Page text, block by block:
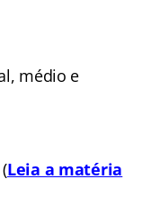
médio e
Leia a matéria